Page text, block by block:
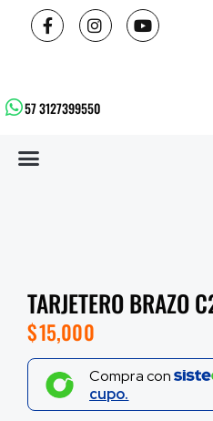
57 3127399550
TARJETERO BRAZO
$15,000
Compra con
cupo.